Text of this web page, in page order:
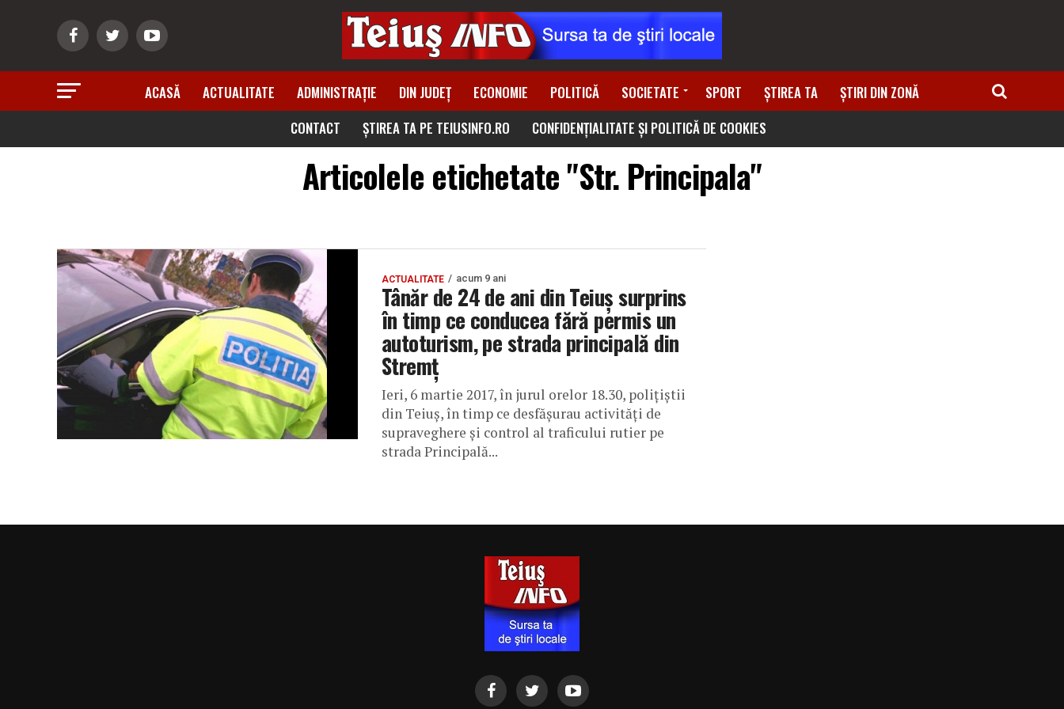
ACASĂ ACTUALITATE ADMINISTRAȚIE DIN JUDEȚ ECONOMIE POLITICĂ SOCIETATE SPORT ȘTIREA TA
ȘTIRI DIN ZONĂ
CONTACT
ȘTIREA TA PE TEIUSINFO.RO CONFIDENȚIALITATE ȘI POLITICĂ DE COOKIES
Articolele etichetate "Str. Principala"
ACTUALITATE acum 9 ani
Tânăr de 24 de ani din Teiuș surprins
în timp ce conducea fără permis un
autoturism, pe strada principală din
Stremț
Ieri, 6 martie 2017, în jurul orelor 18.30, poliţiştii
din Teiuş, în timp ce desfăşurau activităţi de
supraveghere şi control al traficului rutier pe
strada Principală...